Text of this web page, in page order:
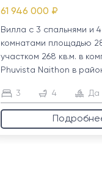
61 946 000 ₽
Вилла с 3 спальнями и
комнатами площадью
участком 268 кв.м. в
Phuvista Naithon в
3 4 Да